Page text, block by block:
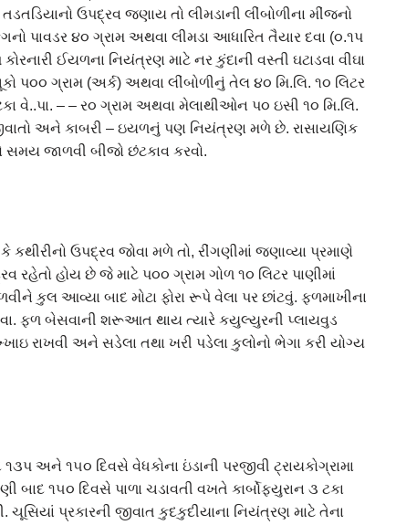
ઉપદ્રવ જણાય તો લીમડાની લીંબોળીના મીંજનો
પાવડર ૪૦ ગ્રામ અથવા લીમડા આધારિત તૈયાર દવા (૦.૧પ
ઈયળના નિયંત્રણ માટે નર કુંદાની વસ્તી ઘટાડવા વીઘા
પ૦૦ ગ્રામ (અર્ક) અથવા લીંબોળીનું તેલ ૪૦ મિ.લિ. ૧૦ લિટર
ટકા વે..પા. – – ર૦ ગ્રામ અથવા મેલાથીઓન પ૦ ઇસી ૧૦ મિ.લિ.
અને કાબરી – ઇયળનું પણ નિયંત્રણ મળે છે. રાસાયણિક
સમય જાળવી બીજો છંટકાવ કરવો.
કથીરીનો ઉપદ્રવ જોવા મળે તો, રીંગણીમાં જણાવ્યા પ્રમાણે
હોય છે જે માટે પ૦૦ ગ્રામ ગોળ ૧૦ લિટર પાણીમાં
કુલ આવ્યા બાદ મોટા ફોરા રૂપે વેલા પર છાંટવું. ફળમાખીના
ફળ બેસવાની શરૂઆત થાય ત્યારે કયુલ્યુરની પ્લાયવુડ
રાખવી અને સડેલા તથા ખરી પડેલા કુલોનો ભેગા કરી યોગ્ય
૧૩પ અને ૧૫૦ દિવસે વેધકોના ઇંડાની પરજીવી ટ્રાયકોગ્રામા
બાદ ૧૫૦ દિવસે પાળા ચડાવતી વખતે કાર્બોફયુરાન ૩ ટકા
પ્રકારની જીવાત કુદકુદીયાના નિયંત્રણ માટે તેના